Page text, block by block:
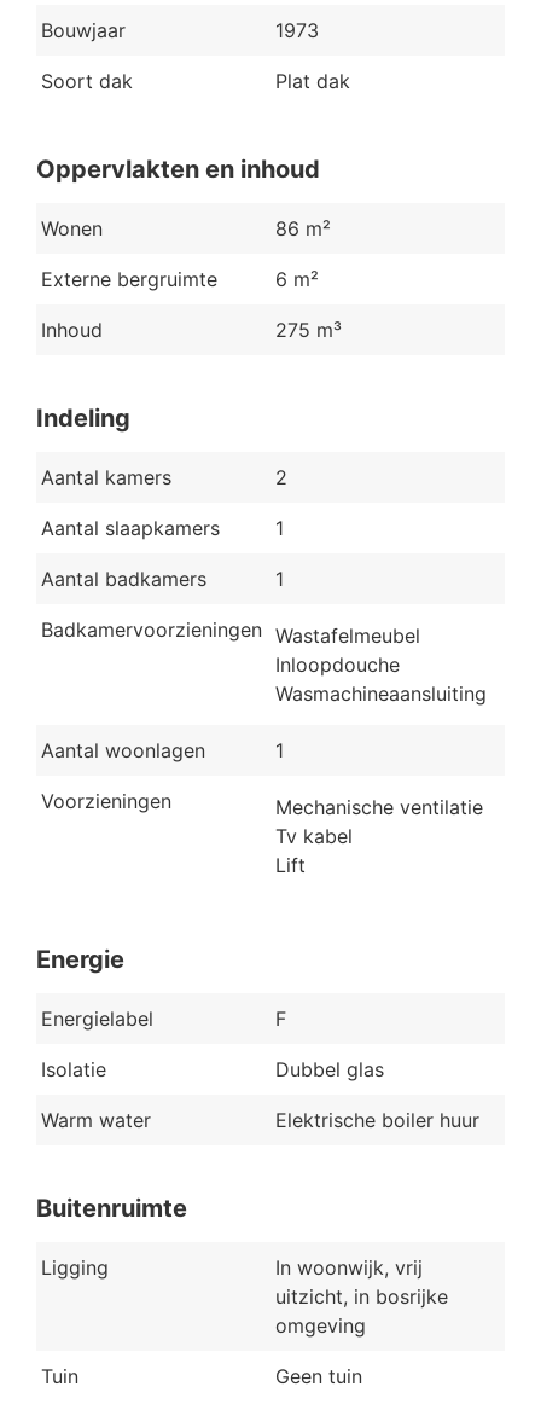
Bouwjaar 1973
Soort dak Plat dak
Oppervlakten en inhoud
Wonen 86 m²
Externe bergruimte 6 m²
Inhoud 275 m³
Indeling
Aantal kamers 2
Aantal slaapkamers 1
Aantal badkamers 1
Badkamervoorzieningen Wastafelmeubel
Inloopdouche
Wasmachineaansluiting
Aantal woonlagen 1
Voorzieningen
Mechanische ventilatie
Tv kabel
Lift
Energie
Energielabel F
Isolatie Dubbel glas
Warm water Elektrische boiler huur
Buitenruimte
Ligging
In woonwijk, vrij
uitzicht, in bosrijke
omgeving
Tuin Geen tuin